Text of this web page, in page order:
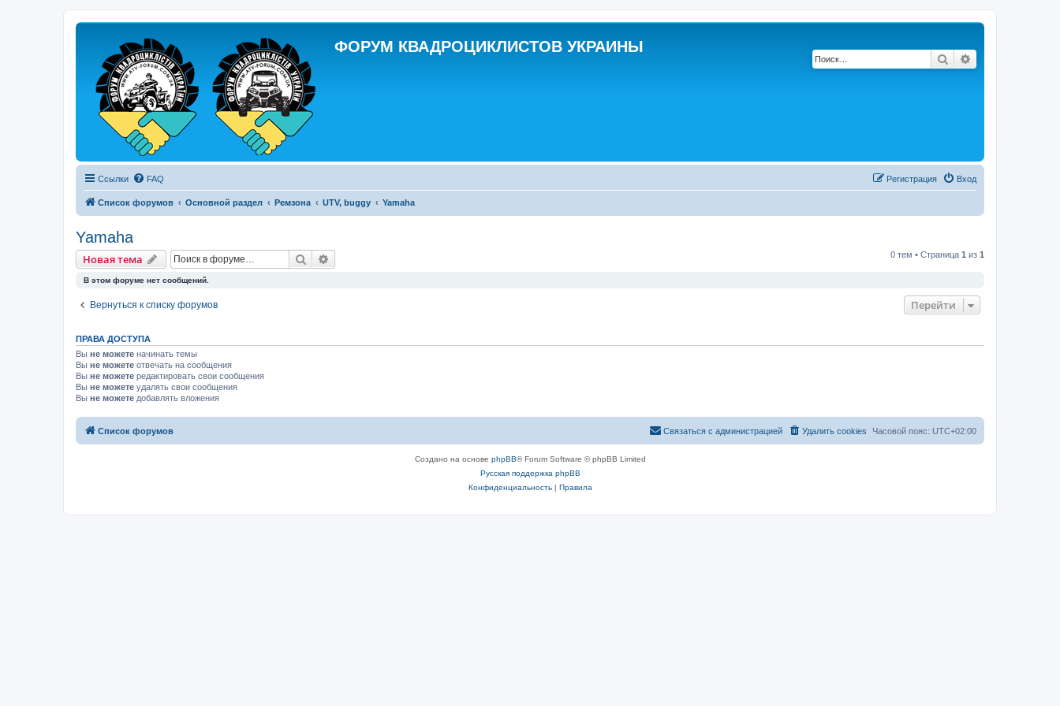
ФОРУМ КВАДРОЦИКЛИСТОВ УКРАИНЫ
Поиск
Ссылки FAQ Вход
Регистрация
Список форумов Основной раздел Ремзона UTV, buggy Yamaha
Yamaha
Новая тема Поиск 0 тем • Страница 1 из 1
В этом форуме нет сообщений.
Вернуться к списку форумов Перейти
ПРАВА ДОСТУПА
Вы не можете начинать темы
Вы не можете отвечать на сообщения
Вы не можете редактировать свои сообщения
Вы не можете удалять свои сообщения
Вы не можете добавлять вложения
Список форумов Часовой пояс: UTC+02:00
Удалить cookies
Связаться с администрацией
Создано на основе phpBB® Forum Software © phpBB Limited
Русская поддержка phpBB
Конфиденциальность| Правила